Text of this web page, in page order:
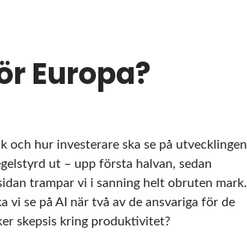
Europa?
hur investerare ska se på utvecklingen
ut – upp första halvan, sedan
trampar vi i sanning helt obruten mark.
vi se på AI när två av de ansvariga för de
skepsis kring produktivitet?